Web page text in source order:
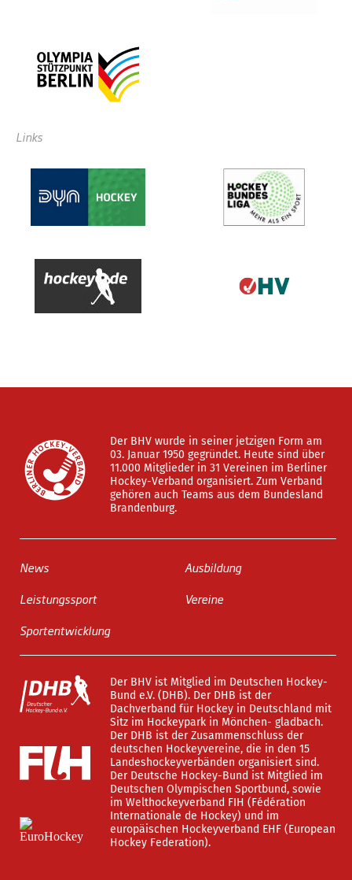
Links
Der BHV wurde in seiner jetzigen Form am
03. Januar 1950 gegründet. Heute sind über
11.000 Mitglieder in 31 Vereinen im Berliner
Hockey-Verband organisiert. Zum Verband
gehören auch Teams aus dem Bundesland
Brandenburg.
News
Leistungssport
Sportentwicklung
Ausbildung
Vereine
Der BHV ist Mitglied im Deutschen Hockey-
Bund e.V. (DHB). Der DHB ist der
Dachverband für Hockey in Deutschland mit
Sitz im Hockeypark in Mönchen- gladbach.
Der DHB ist der Zusammenschluss der
deutschen Hockeyvereine, die in den 15
Landeshockeyverbänden organisiert sind.
Der Deutsche Hockey-Bund ist Mitglied im
Deutschen Olympischen Sportbund, sowie
im Welthockeyverband FIH (Fédération
Internationale de Hockey) und im
europäischen Hockeyverband EHF (European
Hockey Federation).